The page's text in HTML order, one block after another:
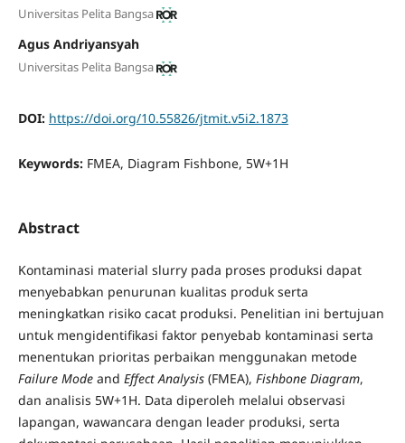
Universitas Pelita Bangsa
Agus Andriyansyah
Universitas Pelita Bangsa
DOI: https://doi.org/10.55826/jtmit.v5i2.1873
Keywords: FMEA, Diagram Fishbone, 5W+1H
Abstract
Kontaminasi material slurry pada proses produksi dapat
menyebabkan penurunan kualitas produk serta
meningkatkan risiko cacat produksi. Penelitian ini bertujuan
untuk mengidentifikasi faktor penyebab kontaminasi serta
menentukan prioritas perbaikan menggunakan metode
Failure Mode and Effect Analysis(FMEA), Fishbone Diagram,
dan analisis 5W+1H. Data diperoleh melalui observasi
lapangan, wawancara dengan leader produksi, serta